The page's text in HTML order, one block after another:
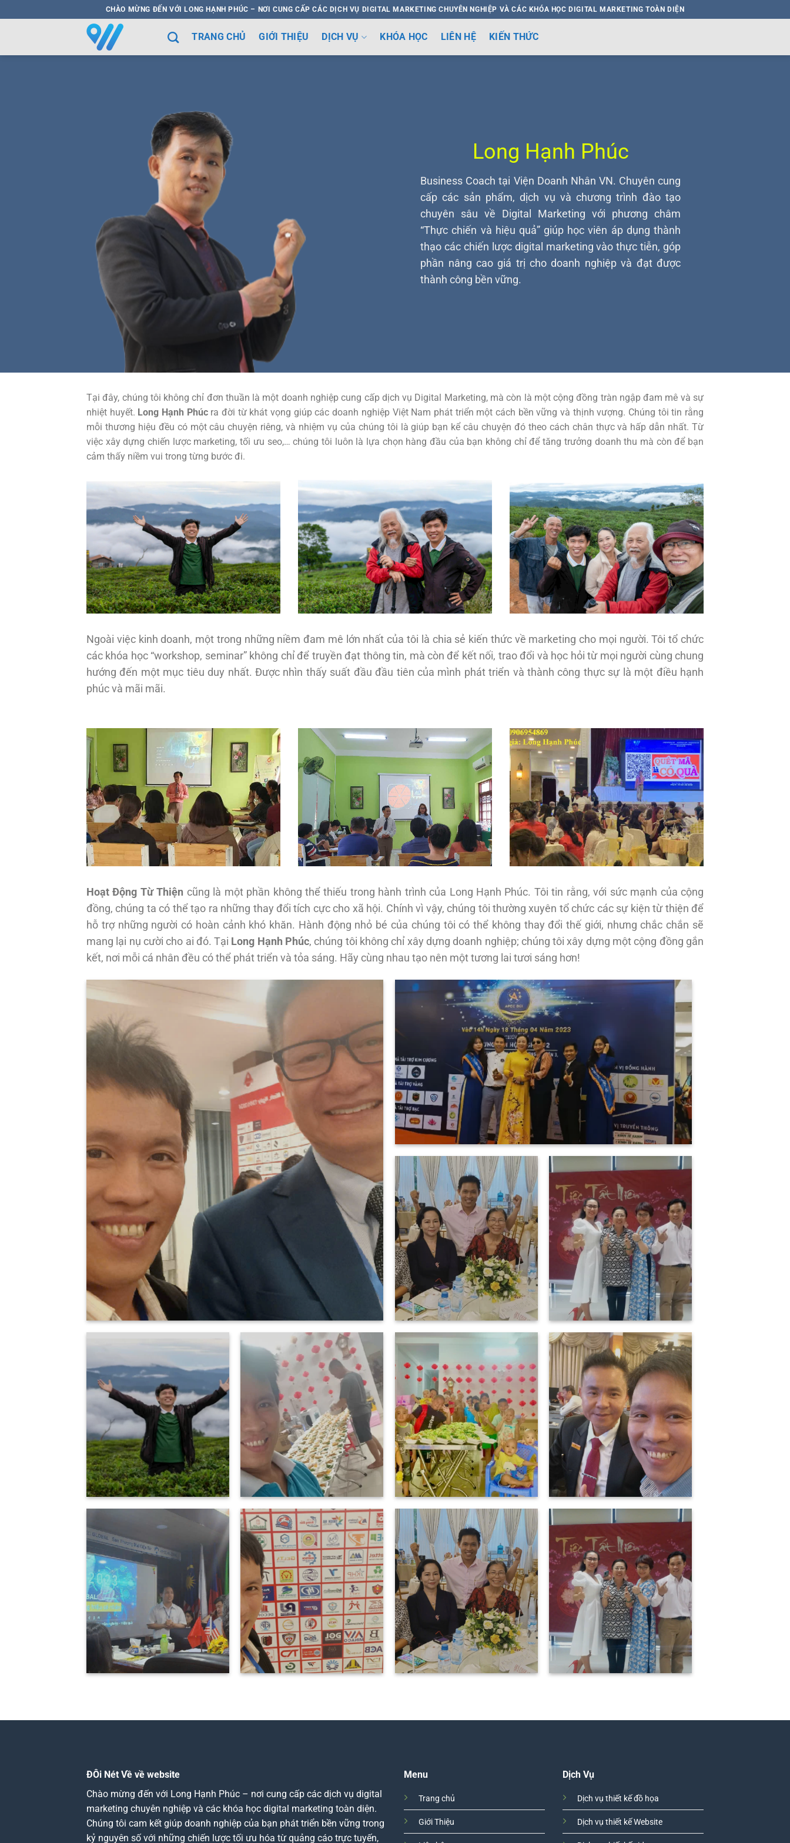
qua
CHÀO MỪNG ĐẾN VỚI LONG HẠNH PHÚC – NƠI CUNG CẤP CÁC DỊCH VỤ DIGITAL MARKETING CHUYÊN NGHIỆP VÀ CÁC KHÓA HỌC DIGITAL MARKETING TOÀN DIỆN
TRANG CHỦ GIỚI THIỆU DỊCH VỤ KHÓA HỌC LIÊN HỆ KIẾN THỨC
Long Hạnh Phúc
Business Coach tại Viện Doanh Nhân VN. Chuyên cung
cấp các sản phẩm, dịch vụ và chương trình đào tạo
chuyên sâu về Digital Marketing với phương châm
“Thực chiến và hiệu quả” giúp học viên áp dụng thành
thạo các chiến lược digital marketing vào thực tiễn, góp
phần nâng cao giá trị cho doanh nghiệp và đạt được
thành công bền vững.
Tại đây, chúng tôi không chỉ đơn thuần là một doanh nghiệp cung cấp dịch vụ Digital Marketing, mà còn là một cộng đồng tràn ngập đam mê và sự
nhiệt huyết. Long Hạnh Phúcra đời từ khát vọng giúp các doanh nghiệp Việt Nam phát triển một cách bền vững và thịnh vượng. Chúng tôi tin rằng
mỗi thương hiệu đều có một câu chuyện riêng, và nhiệm vụ của chúng tôi là giúp bạn kể câu chuyện đó theo cách chân thực và hấp dẫn nhất. Từ
việc xây dựng chiến lược marketing, tối ưu seo,… chúng tôi luôn là lựa chọn hàng đầu của bạn không chỉ để tăng trưởng doanh thu mà còn để bạn
cảm thấy niềm vui trong từng bước đi.
Ngoài việc kinh doanh, một trong những niềm đam mê lớn nhất của tôi là chia sẻ kiến thức về marketing cho mọi người. Tôi tổ chức
các khóa học “workshop, seminar” không chỉ để truyền đạt thông tin, mà còn để kết nối, trao đổi và học hỏi từ mọi người cùng chung
hướng đến một mục tiêu duy nhất. Được nhìn thấy suất đầu đầu tiên của mình phát triển và thành công thực sự là một điều hạnh
phúc và mãi mãi.
Hoạt Động Từ Thiện cũng là một phần không thể thiếu trong hành trình của Long Hạnh Phúc. Tôi tin rằng, với sức mạnh của cộng
đồng, chúng ta có thể tạo ra những thay đổi tích cực cho xã hội. Chính vì vậy, chúng tôi thường xuyên tổ chức các sự kiện từ thiện để
hỗ trợ những người có hoàn cảnh khó khăn. Hành động nhỏ bé của chúng tôi có thể không thay đổi thế giới, nhưng chắc chắn sẽ
mang lại nụ cười cho ai đó. Tại Long Hạnh Phúc, chúng tôi không chỉ xây dựng doanh nghiệp; chúng tôi xây dựng một cộng đồng gắn
kết, nơi mỗi cá nhân đều có thể phát triển và tỏa sáng. Hãy cùng nhau tạo nên một tương lai tươi sáng hơn!
ĐÔi Nét Về về website
Chào mừng đến với Long Hạnh Phúc – nơi cung cấp các dịch vụ digital
marketing chuyên nghiệp và các khóa học digital marketing toàn diện.
Chúng tôi cam kết giúp doanh nghiệp của bạn phát triển bền vững trong
kỷ nguyên số với những chiến lược tối ưu hóa từ quảng cáo trực tuyến,
Menu
Trang chủ
Giới Thiệu
Dịch Vụ
Dịch vụ thiết kế đồ họa
Dịch vụ thiết kế Website